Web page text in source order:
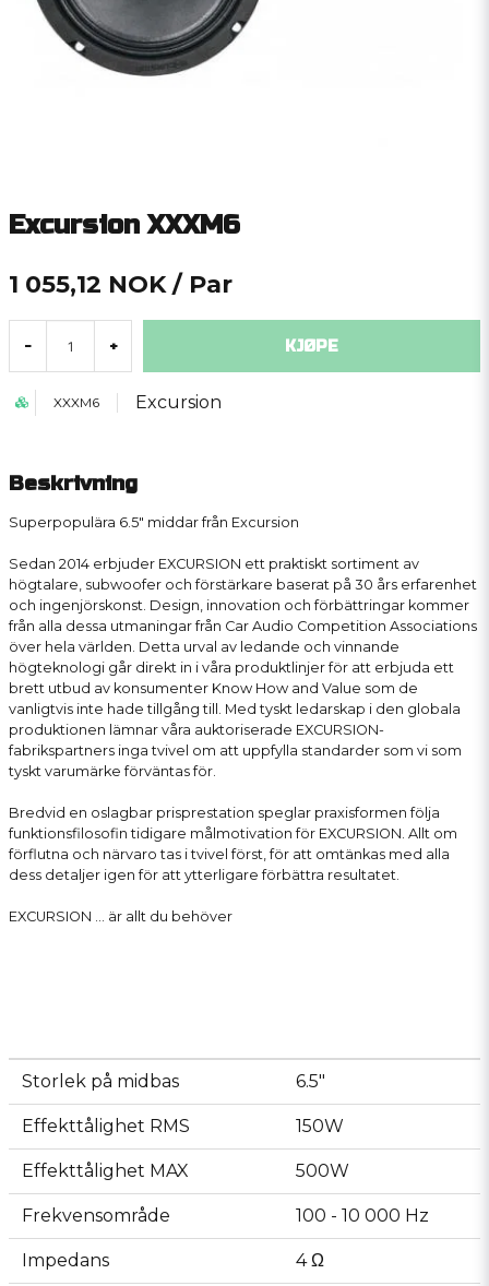
Excursion XXXM6
1 055,12 NOK / Par
- + KJØPE
XXXM6 Excursion
Beskrivning
Superpopulära 6.5" middar från Excursion
Sedan 2014 erbjuder EXCURSION ett praktiskt sortiment av
högtalare, subwoofer och förstärkare baserat på 30 års erfarenhet
och ingenjörskonst. Design, innovation och förbättringar kommer
från alla dessa utmaningar från Car Audio Competition Associations
över hela världen. Detta urval av ledande och vinnande
högteknologi går direkt in i våra produktlinjer för att erbjuda ett
brett utbud av konsumenter Know How and Value som de
vanligtvis inte hade tillgång till. Med tyskt ledarskap i den globala
produktionen lämnar våra auktoriserade EXCURSION-
fabrikspartners inga tvivel om att uppfylla standarder som vi som
tyskt varumärke förväntas för.
Bredvid en oslagbar prisprestation speglar praxisformen följa
funktionsfilosofin tidigare målmotivation för EXCURSION. Allt om
förflutna och närvaro tas i tvivel först, för att omtänkas med alla
dess detaljer igen för att ytterligare förbättra resultatet.
EXCURSION ... är allt du behöver
Storlek på midbas 6.5"
Effekttålighet RMS 150W
Effekttålighet MAX 500W
Frekvensområde 100 - 10 000 Hz
Impedans 4 Ω